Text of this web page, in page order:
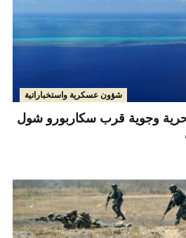
شؤون عسكرية واستخباراتية
وجوية قرب سكاربورو شول